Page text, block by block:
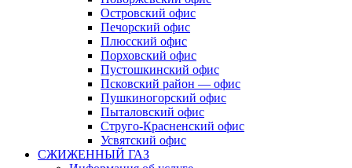
Островский офис
Печорский офис
Плюсский офис
Порховский офис
Пустошкинский офис
Псковский район — офис
Пушкиногорский офис
Пыталовский офис
Струго-Красненский офис
Усвятский офис
СЖИЖЕННЫЙ ГАЗ